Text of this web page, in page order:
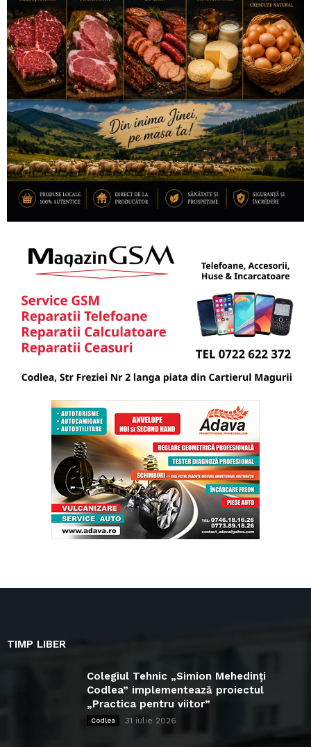
TIMP LIBER
Colegiul Tehnic „Simion Mehedinți
Codlea” implementează proiectul
„Practica pentru viitor”
Codlea 31 iulie 2026